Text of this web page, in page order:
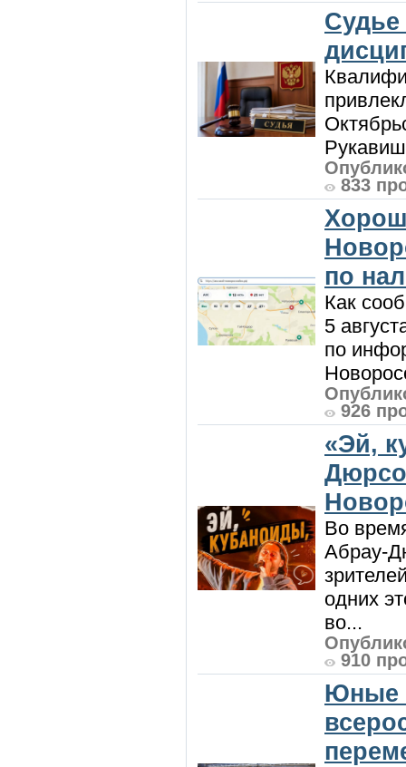
833
по
Как
5
по
926
«Эй,
Во
Абрау-
одних
во...
910
Юные